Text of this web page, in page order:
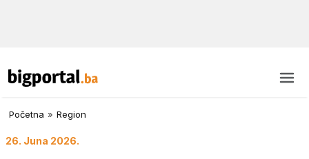
Početna » Region
26. Juna 2026.